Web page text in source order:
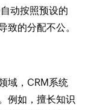
动按照预设的
致的分配不公。
域，CRM系统
例如，擅长知识